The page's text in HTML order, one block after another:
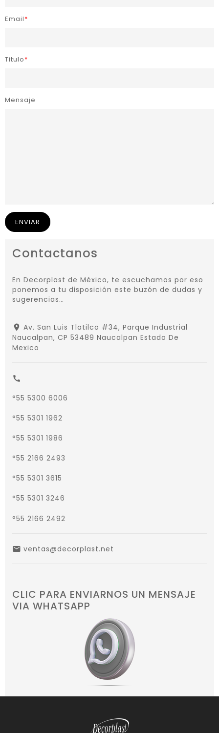
Email*
Titulo*
Mensaje
Contactanos
En Decorplast de México, te escuchamos por eso
ponemos a tu disposición este buzón de dudas y
sugerencias…
place Av. San Luis Tlatilco #34, Parque Industrial
Naucalpan, CP 53489 Naucalpan Estado De
Mexico
call
°55 5300 6006
°55 5301 1962
°55 5301 1986
°55 2166 2493
°55 5301 3615
°55 5301 3246
°55 2166 2492
email ventas@decorplast.net
CLIC PARA ENVIARNOS UN MENSAJE
VIA WHATSAPP